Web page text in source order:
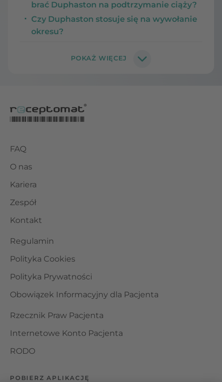
brać Duphaston na podtrzymanie ciąży?
Czy Duphaston stosuje się na wywołanie
okresu?
FAQ
O nas
Kariera
Zespół
Kontakt
Regulamin
Polityka Cookies
Polityka Prywatności
Obowiązek Informacyjny dla Pacjenta
Rzecznik Praw Pacjenta
Internetowe Konto Pacjenta
RODO
POBIERZ APLIKACJĘ